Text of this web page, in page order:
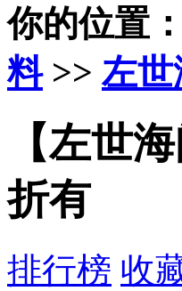
你的位置：
料>> 左世
【左世
折有
排行榜 收